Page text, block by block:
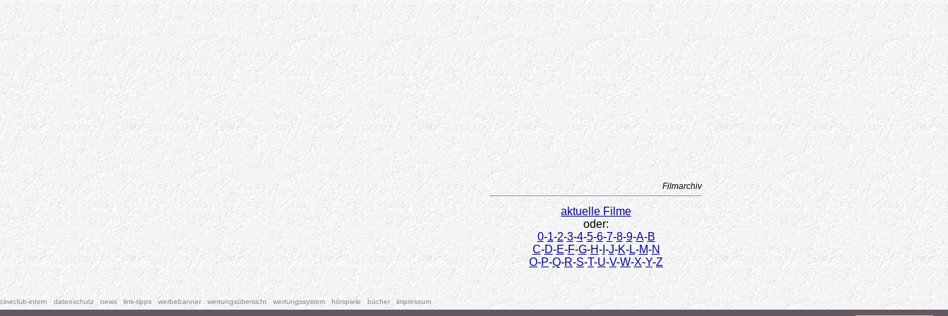
Filmarchiv
aktuelle Filme
oder:
0-1-2-3-4-5-6-7-8-9-A-B
C-D-E-F-G-H-I -J-K-L-M-N
O-P-Q-R-S-T-U-V-W-X-Y-Z
cineclub-intern datenschutz news link-tipps werbebanner wertungsübersicht wertungssystem hörspiele bücher impressum